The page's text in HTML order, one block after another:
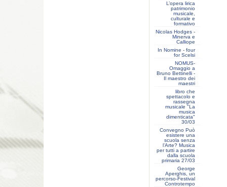
L’opera lirica
patrimonio
musicale,
culturale e
formativo
Nicolas Hodges -
Minerva e
Calliope
In Nomine - four
for Scelsi
NOMUS-
Omaggio a
Bruno Bettinelli -
Il maestro dei
maestri
libro che
spettacolo e
rassegna
musicale "La
musica
dimenticata"
30/03
Convegno Può
esistere una
scuola senza
l’Arte? Musica
per tutti a partire
dalla scuola
primaria 27/03
George
Aperghis, un
percorso-Festival
Controtempo